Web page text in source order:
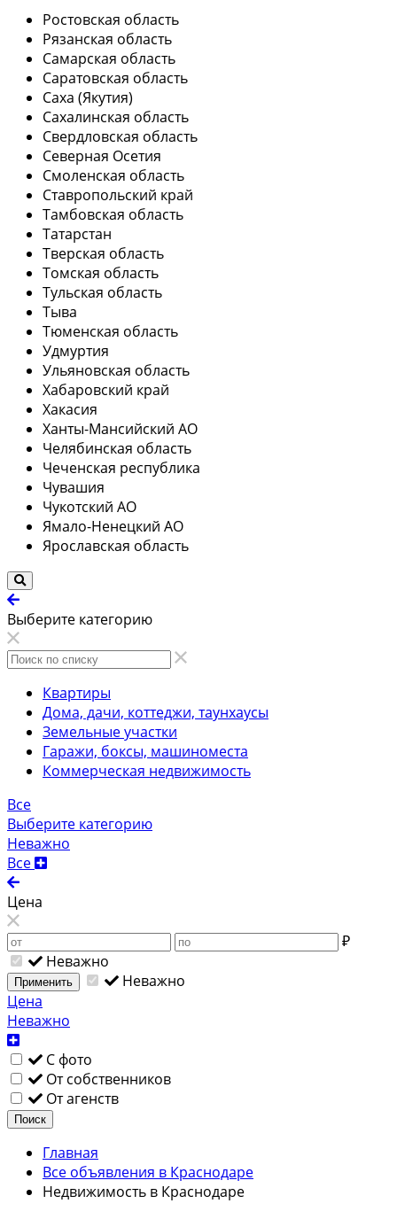
Ростовская область
Рязанская область
Самарская область
Саратовская область
Саха (Якутия)
Сахалинская область
Свердловская область
Северная Осетия
Смоленская область
Ставропольский край
Тамбовская область
Татарстан
Тверская область
Томская область
Тульская область
Тыва
Тюменская область
Удмуртия
Ульяновская область
Хабаровский край
Хакасия
Ханты-Мансийский АО
Челябинская область
Чеченская республика
Чувашия
Чукотский АО
Ямало-Ненецкий АО
Ярославская область
Выберите категорию
Квартиры
Дома, дачи, коттеджи, таунхаусы
Земельные участки
Гаражи, боксы, машиноместа
Коммерческая недвижимость
Все
Выберите категорию
Неважно
Все
Цена
₽
Неважно
Применить
Неважно
Цена
Неважно
С фото
От собственников
От агенств
Поиск
Главная
Все объявления в Краснодаре
Недвижимость в Краснодаре